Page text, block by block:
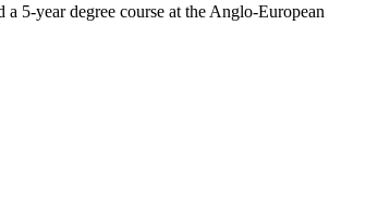
5-year degree course at the Anglo-European